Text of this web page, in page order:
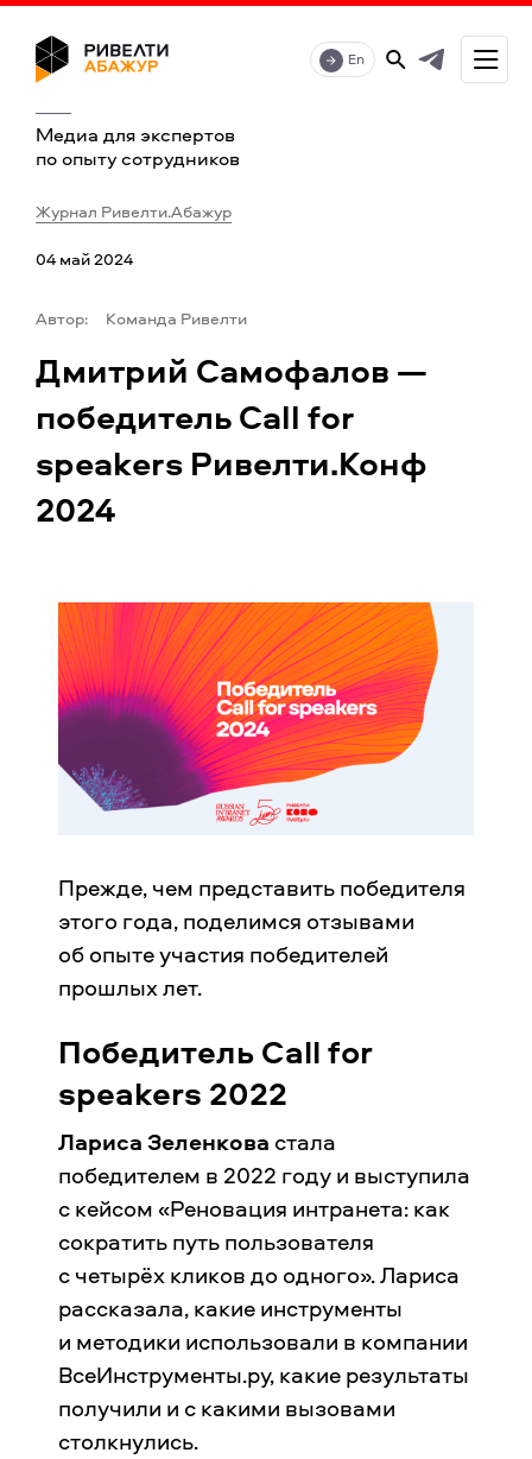
Медиа для экспертов
по опыту сотрудников
En
Журнал Ривелти.Абажур
04 май 2024
Автор: Команда Ривелти
Дмитрий Самофалов —
победитель Call for
speakers Ривелти.Конф
2024
Прежде, чем представить победителя
этого года, поделимся отзывами
об опыте участия победителей
прошлых лет.
Победитель Call for
speakers 2022
Лариса Зеленкова стала
победителем в 2022 году и выступила
с кейсом «Реновация интранета: как
сократить путь пользователя
с четырёх кликов до одного». Лариса
рассказала, какие инструменты
и методики использовали в компании
ВсеИнструменты.ру, какие результаты
получили и с какими вызовами
столкнулись.